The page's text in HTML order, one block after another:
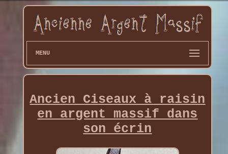
MENU
Ancien Ciseaux à raisin
en argent massif dans
son écrin